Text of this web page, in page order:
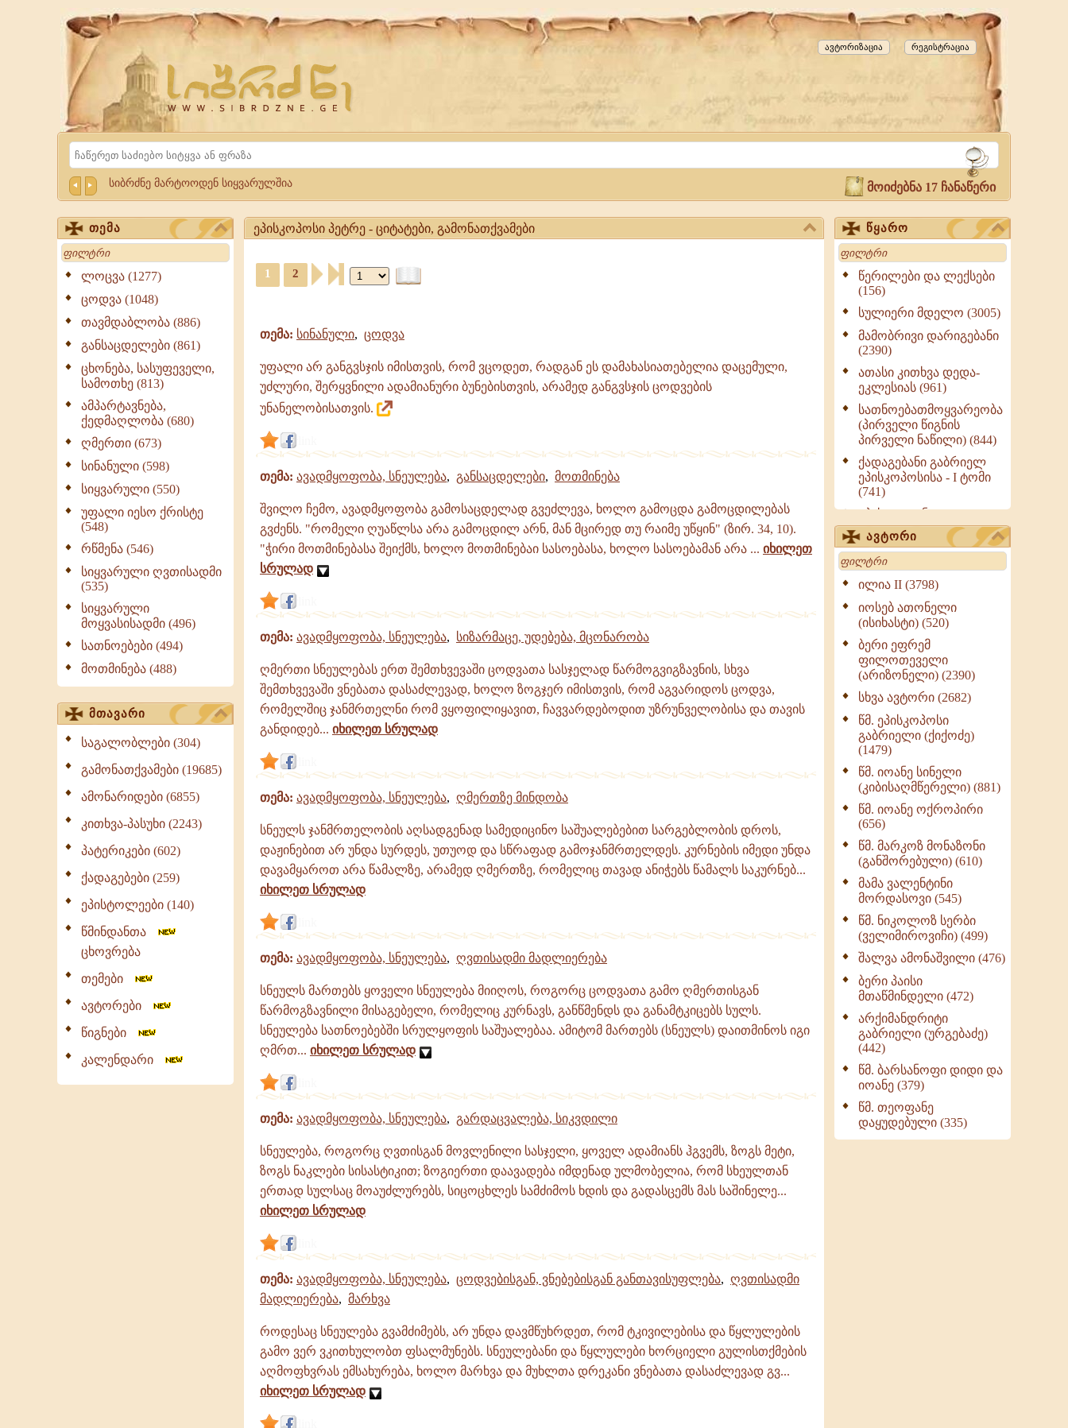
Website
Sibrdzne.ge
რეგისტრაცია
ავტორიზაცია
Search
სიბრძნე მარტოოდენ სიყვარულშია
მოიძებნა 17 ჩანაწერი
თემა
Search
ლოცვა (1277)
ცოდვა (1048)
თავმდაბლობა (886)
განსაცდელები (861)
ცხონება, სასუფეველი,
სამოთხე (813)
ამპარტავნება,
ქედმაღლობა (680)
ღმერთი (673)
სინანული (598)
სიყვარული (550)
უფალი იესო ქრისტე
(548)
რწმენა (546)
სიყვარული ღვთისადმი
(535)
სიყვარული
მოყვასისადმი (496)
სათნოებები (494)
მოთმინება (488)
მთავარი
საგალობლები (304)
გამონათქვამები (19685)
ამონარიდები (6855)
კითხვა-პასუხი (2243)
პატერიკები (602)
ქადაგებები (259)
ეპისტოლეები (140)
წმინდანთა
ცხოვრება
თემები
ავტორები
წიგნები
კალენდარი
ეპისკოპოსი პეტრე - ციტატები, გამონათქვამები
პეტრე
ეპისკოპოსი
გამონათქვამები,
ციტატები
გამონათქვამები
1 2
თემა: სინანული, ცოდვა
უფალი არ განგვსჯის იმისთვის, რომ ვცოდეთ, რადგან ეს დამახასიათებელია დაცემული,
უძლური, შერყვნილი ადამიანური ბუნებისთვის, არამედ განგვსჯის ცოდვების
უნანელობისათვის.
თემა: ავადმყოფობა, სნეულება, განსაცდელები, მოთმინება
შვილო ჩემო, ავადმყოფობა გამოსაცდელად გვეძლევა, ხოლო გამოცდა გამოცდილებას
გვძენს. "რომელი ღუაწლსა არა გამოცდილ არნ, მან მცირედ თუ რაიმე უწყინ" (ზირ. 34, 10).
"ჭირი მოთმინებასა შეიქმს, ხოლო მოთმინებაი სასოებასა, ხოლო სასოებამან არა ... იხილეთ
სრულად
თემა: ავადმყოფობა, სნეულება, სიზარმაცე, უდებება, მცონარობა
ღმერთი სნეულებას ერთ შემთხვევაში ცოდვათა სასჯელად წარმოგვიგზავნის, სხვა
შემთხვევაში ვნებათა დასაძლევად, ხოლო ზოგჯერ იმისთვის, რომ აგვარიდოს ცოდვა,
რომელშიც ჯანმრთელნი რომ ვყოფილიყავით, ჩავვარდებოდით უზრუნველობისა და თავის
განდიდებ... იხილეთ სრულად
თემა: ავადმყოფობა, სნეულება, ღმერთზე მინდობა
სნეულს ჯანმრთელობის აღსადგენად სამედიცინო საშუალებებით სარგებლობის დროს,
დაჟინებით არ უნდა სურდეს, უთუოდ და სწრაფად გამოჯანმრთელდეს. კურნების იმედი უნდა
დავამყაროთ არა წამალზე, არამედ ღმერთზე, რომელიც თავად ანიჭებს წამალს საკურნებ...
იხილეთ სრულად
თემა: ავადმყოფობა, სნეულება, ღვთისადმი მადლიერება
სნეულს მართებს ყოველი სნეულება მიიღოს, როგორც ცოდვათა გამო ღმერთისგან
წარმოგზავნილი მისაგებელი, რომელიც კურნავს, განწმენდს და განამტკიცებს სულს.
სნეულება სათნოებებში სრულყოფის საშუალებაა. ამიტომ მართებს (სნეულს) დაითმინოს იგი
ღმრთ... იხილეთ სრულად
თემა: ავადმყოფობა, სნეულება, გარდაცვალება, სიკვდილი
სნეულება, როგორც ღვთისგან მოვლენილი სასჯელი, ყოველ ადამიანს ჰგვემს, ზოგს მეტი,
ზოგს ნაკლები სისასტიკით; ზოგიერთი დაავადება იმდენად ულმობელია, რომ სხეულთან
ერთად სულსაც მოაუძლურებს, სიცოცხლეს სამძიმოს ხდის და გადასცემს მას საშინელე...
იხილეთ სრულად
თემა: ავადმყოფობა, სნეულება, ცოდვებისგან, ვნებებისგან განთავისუფლება, ღვთისადმი
მადლიერება, მარხვა
როდესაც სნეულება გვამძიმებს, არ უნდა დავმწუხრდეთ, რომ ტკივილებისა და წყლულების
გამო ვერ ვკითხულობთ ფსალმუნებს. სნეულებანი და წყლულები ხორციელი გულისთქმების
აღმოფხვრას ემსახურება, ხოლო მარხვა და მუხლთა დრეკანი ვნებათა დასაძლევად გვ...
იხილეთ სრულად
წყარო
Search
წერილები და ლექსები
(156)
სულიერი მდელო (3005)
მამობრივი დარიგებანი
(2390)
ათასი კითხვა დედა-
ეკლესიას (961)
სათნოებათმოყვარეობა
(პირველი წიგნის
პირველი ნაწილი) (844)
ქადაგებანი გაბრიელ
ეპისკოპოსისა - I ტომი
(741)
ეპისტოლენი,
ქადაგებანი, სიტყვანი
(ნაწილი III) (723)
მოძღვრის ძალზე
სასარგებლო რჩევები
მრევლისათვის (545)
Wisdomge (514)
ქადაგებანი გაბრიელ
ეპისკოპოსისა - II ტომი
(370)
სულიერი ცხოვრების
სახელმძღვანელო -
ნაწილი II (369)
ღმერთი და ადამიანები
(287)
ბერის დიადემა (278)
მონაზვნური
გამოცდილების
ოთხი ასეული თავი
სიყვარულის შესახებ
(259)
ავტორი
Search
ილია II (3798)
იოსებ ათონელი
(ისიხასტი) (520)
ბერი ეფრემ
ფილოთეველი
(არიზონელი) (2390)
სხვა ავტორი (2682)
წმ. ეპისკოპოსი
გაბრიელი (ქიქოძე)
(1479)
წმ. იოანე სინელი
(კიბისაღმწერელი) (881)
წმ. იოანე ოქროპირი
(656)
წმ. მარკოზ მონაზონი
(განშორებული) (610)
მამა ვალენტინი
მორდასოვი (545)
წმ. ნიკოლოზ სერბი
(ველიმიროვიჩი) (499)
შალვა ამონაშვილი (476)
ბერი პაისი
მთაწმინდელი (472)
არქიმანდრიტი
გაბრიელი (ურგებაძე)
(442)
წმ. ბარსანოფი დიდი და
იოანე (379)
წმ. თეოფანე
დაყუდებული (335)